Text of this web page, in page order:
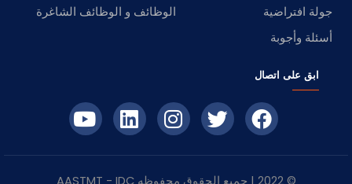
جولة افتراضية
الوظائف و الوظائف الشاغرة
أسئلة وأجوبة
ابق على اتصال
© 2022 | جميع الحقوق محفوظه IDC
- AASTMT